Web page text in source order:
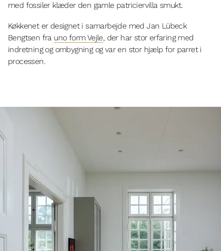
med fossiler klæder den gamle patriciervilla smukt.
Køkkenet er designet i samarbejde med Jan Lübeck
Bengtsen fra uno form Vejle, der har stor erfaring med
indretning og ombygning og var en stor hjælp for parret i
processen.